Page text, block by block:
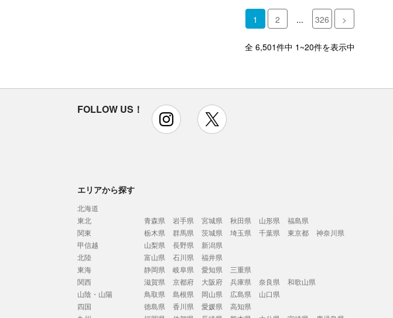
1 2 ... 326 >
全 6,501件中 1~20件を表示中
FOLLOW US！ instagram
エリアから探す
北海道
東北
青森県 岩手県 宮城県 秋田県 山形県
福島県
関東
栃木県 群馬県 茨城県 埼玉県 千葉県 東京都
神奈川県
甲信越
山梨県 長野県
新潟県
北陸
富山県 石川県
福井県
東海
静岡県 岐阜県 愛知県
三重県
関西
滋賀県 京都府 大阪府 兵庫県 奈良県
和歌山県
山陰・山陽
鳥取県 島根県 岡山県 広島県
山口県
四国
徳島県 香川県 愛媛県
高知県